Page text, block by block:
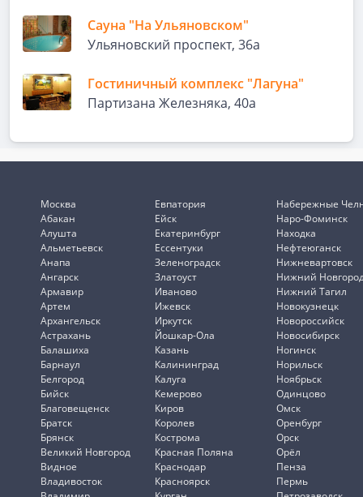
Сауна "На Ульяновском"
Ульяновский проспект, 36а
Гостиничный комплекс "Лагуна"
Партизана Железняка, 40а
Москва
Абакан
Алушта
Альметьевск
Анапа
Ангарск
Армавир
Артем
Архангельск
Астрахань
Балашиха
Барнаул
Белгород
Бийск
Благовещенск
Братск
Брянск
Великий Новгород
Видное
Владивосток
Евпатория
Ейск
Екатеринбург
Ессентуки
Зеленоградск
Златоуст
Иваново
Ижевск
Иркутск
Йошкар-Ола
Казань
Калининград
Калуга
Кемерово
Киров
Королев
Кострома
Красная Поляна
Краснодар
Красноярск
Набережные
Наро-Фоминск
Находка
Нефтеюганск
Нижневартовск
Нижний
Нижний Тагил
Новокузнецк
Новороссийск
Новосибирск
Ногинск
Норильск
Ноябрьск
Одинцово
Омск
Оренбург
Орск
Орёл
Пенза
Пермь